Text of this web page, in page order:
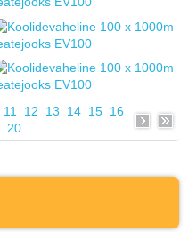
11 12 13 14 15 16
20...